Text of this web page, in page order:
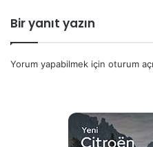
Bir yanıt yazın
Yorum yapabilmek için oturum